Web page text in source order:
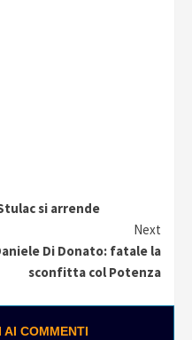
si arrende
Next
Di Donato: fatale la
sconfitta col Potenza
AI COMMENTI